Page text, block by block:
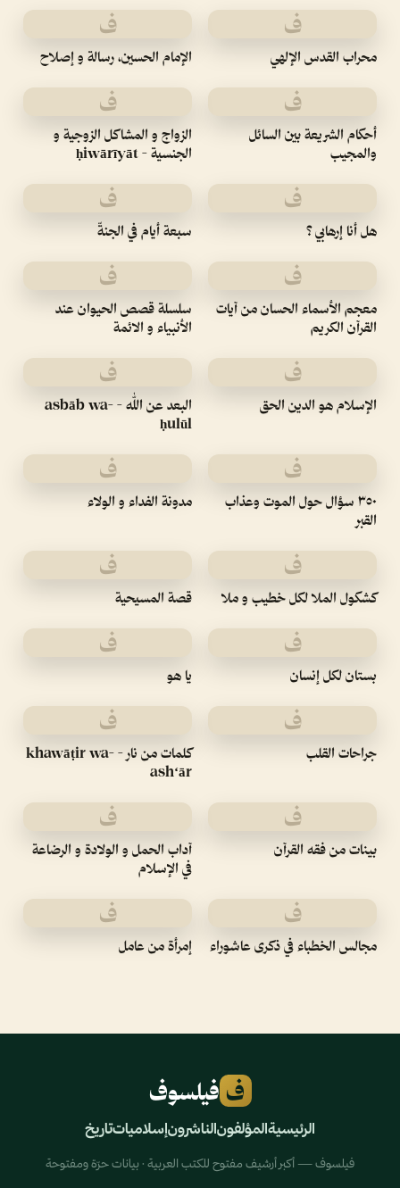
ف
محراب القدس الإلهي
ف
الإمام الحسين، رسالة و إصلاح
ف
أحكام الشريعة بين السائل
والمجيب
ف
الزواج و المشاكل الزوجية و
الجنسية - ḥiwārīyāt
ف
هل أنا إرهابي ؟
ف
سبعة أيام في الجنةّ
ف
معجم الأسماء الحسان من آيات
القرآن الكريم
ف
سلسلة قصص الحيوان عند
الأنبياء و الائمة
ف
الإسلام هو الدين الحق
ف
البعد عن الله - asbāb wa-
ḥulūl
ف
٣٥٠ سؤال حول الموت وعذاب
القبر
ف
مدونة الفداء و الولاء
ف
كشكول الملا لكل خطيب و ملا
ف
قصة المسيحية
ف
بستان لكل إنسان
ف
يا هو
ف
جراحات القلب
ف
كلمات من نار - khawāṭir wa-
ashʻār
ف
بينات من فقه القرآن
ف
آداب الحمل و الولادة و الرضاعة
في الإسلام
ف
مجالس الخطباء في ذكرى عاشوراء
ف
إمرأة من عامل
ف فيلسوف
الرئيسيةالمؤلفونالناشرونإسلامياتتاريخ
فيلسوف — أكبر أرشيف مفتوح للكتب العربية · بيانات حرّة ومفتوحة